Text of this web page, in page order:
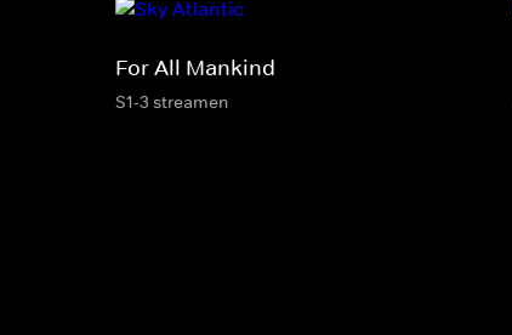
For All Mankind
S1-3 streamen